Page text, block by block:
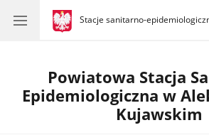
gov.pl
Stacje sanitarno-
gov.pl
Stacje
Powiatowa Stacja
Epidemiologiczna w
Kujawskim